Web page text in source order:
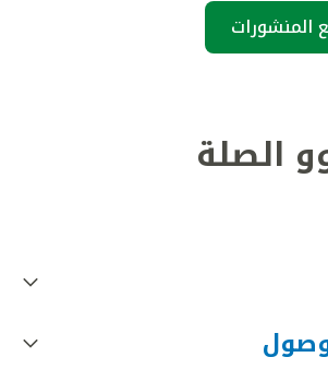
الصلة